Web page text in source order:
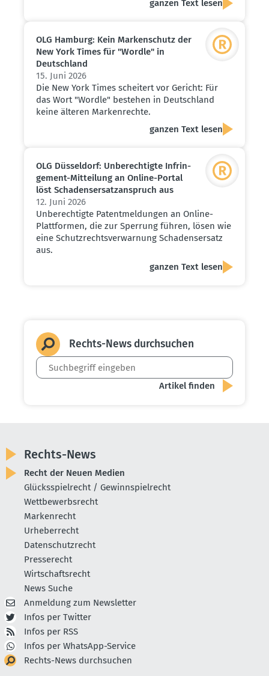
ganzen Text lesen
OLG Hamburg: Kein Marken­schutz der
New York Times für "Wordle" in
Deutschland
15. Juni 2026
Die New York Times scheitert vor Gericht: Für
das Wort "Wordle" bestehen in Deutschland
keine älteren Markenrechte.
ganzen Text lesen
OLG Düsseldorf: Unberech­tigte Infrin­
gement-Mitteilung an Online-Portal
löst Schadens­er­satz­an­spruch aus
12. Juni 2026
Unberechtigte Patentmeldungen an Online-
Plattformen, die zur Sperrung führen, lösen wie
eine Schutzrechtsverwarnung Schadensersatz
aus.
ganzen Text lesen
Rechts-News durch­suchen
Rechts-News
Recht der Neuen Medien
Glücksspielrecht / Gewinnspielrecht
Wettbewerbsrecht
Markenrecht
Urheberrecht
Datenschutzrecht
Presserecht
Wirtschaftsrecht
News Suche
Anmeldung zum Newsletter
Infos per Twitter
Infos per RSS
Infos per WhatsApp-Service
Rechts-News durchsuchen